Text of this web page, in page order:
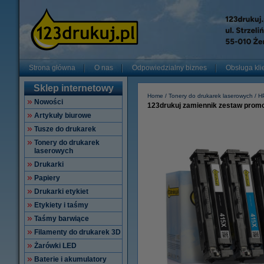
Strona główna O nas Odpowiedzialny biznes Obsługa
Sklep internetowy
Nowości
Artykuły biurowe
Tusze do drukarek
Tonery do drukarek
laserowych
Drukarki
Papiery
Drukarki etykiet
Etykiety i taśmy
Taśmy barwiące
Filamenty do drukarek 3D
Żarówki LED
Baterie i akumulatory
Home Tonery do drukarek laserowych
123drukuj zamiennik zestaw